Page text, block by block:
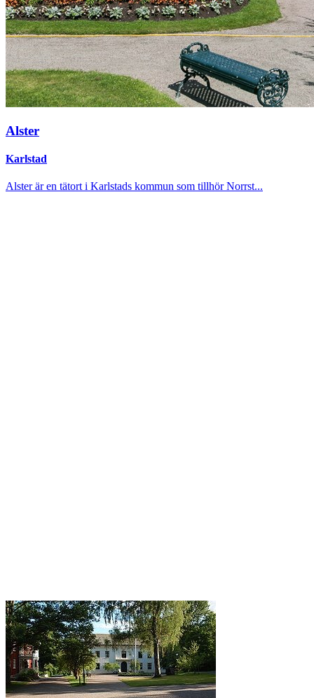
Alster
Karlstad
Alster är en tätort i Karlstads kommun som tillhör Norrst...